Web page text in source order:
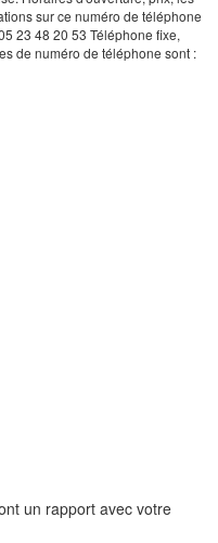
sur ce numéro de téléphone
23 48 20 53 Téléphone fixe,
de numéro de téléphone sont :
un rapport avec votre